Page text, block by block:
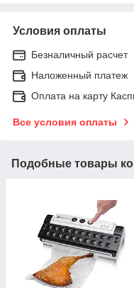
Условия оплаты
Безналичный расчет
Наложенный платеж
Оплата на карту
Все условия оплаты
Подобные товары